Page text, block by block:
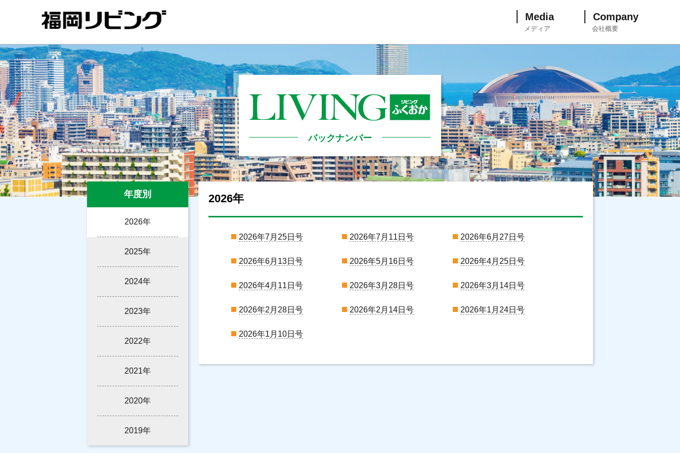
Media
メディア
Company
会社概要
バックナンバー
2026年
2026年7月25日号 2026年7月11日号 2026年6月27日号
2026年6月13日号 2026年5月16日号 2026年4月25日号
2026年4月11日号 2026年3月28日号 2026年3月14日号
2026年2月28日号 2026年2月14日号 2026年1月24日号
2026年1月10日号
年度別
2026年
2025年
2024年
2023年
2022年
2021年
2020年
2019年